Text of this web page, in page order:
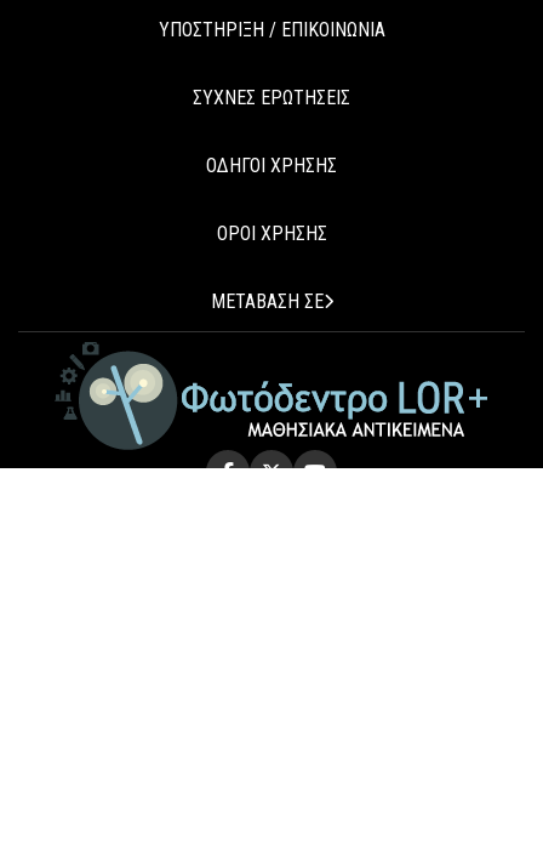
ΥΠΟΣΤΗΡΙΞΗ / ΕΠΙΚΟΙΝΩΝΙΑ
ΣΥΧΝΕΣ ΕΡΩΤΗΣΕΙΣ
ΟΔΗΓΟΙ ΧΡΗΣΗΣ
ΟΡΟΙ ΧΡΗΣΗΣ
ΜΕΤΑΒΑΣΗ ΣΕ